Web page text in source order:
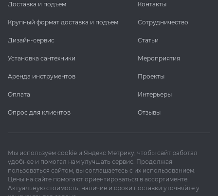
Доставка и подъем
Крупный формат доставка и подъем
Дизайн-сервис
Установка сантехники
Аренда инструментов
Оплата
Опрос для клиентов
Контакты
Сотрудничество
Статьи
Мероприятия
Проекты
Интерьеры
Отзывы
Мы используем cookie и Яндекс Метрику, чтобы сайт работал
удобнее и помогал нам улучшать сервис. Продолжая
пользоваться сайтом, вы соглашаетесь с их использованием.
Цены на сайте помогают ориентироваться в ассортименте.
Актуальную стоимость, наличие и сроки поставки уточняйте у